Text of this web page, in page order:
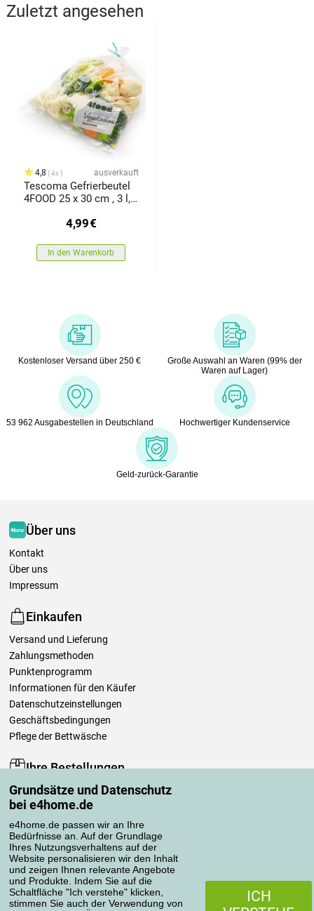
Grundsätze und Datenschutz
bei e4home.de
e4home.de passen wir an Ihre
Bedürfnisse an. Auf der Grundlage
Ihres Nutzungsverhaltens auf der
Website personalisieren wir den Inhalt
und zeigen Ihnen relevante Angebote
und Produkte. Indem Sie auf die
Schaltfläche "Ich verstehe" klicken,
stimmen Sie auch der Verwendung von
ICH
Zuletzt angesehen
4,8 4x ausverkauft
Tescoma Gefrierbeutel
4FOOD 25 x 30 cm , 3 l,
4,99€
In den Warenkorb
Kostenloser Versand über 250 €
Große Auswahl an Waren (99% der
Waren auf Lager)
53 962 Ausgabestellen in Deutschland Hochwertiger Kundenservice
Geld-zurück-Garantie
Über uns
Kontakt
Über uns
Impressum
Einkaufen
Versand und Lieferung
Zahlungsmethoden
Punktenprogramm
Informationen für den Käufer
Datenschutzeinstellungen
Geschäftsbedingungen
Pflege der Bettwäsche
Ihre Bestellungen
Mein Konto
Bestellübersicht
Reklamationen
Widerrufsbelehrung
Einfach mehr wissen
Richtlinien zur Verarbeitung von Bewertungen